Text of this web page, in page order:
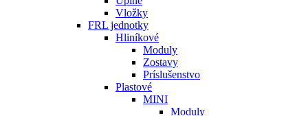
Vložky
FRL jednotky
Hliníkové
Moduly
Zostavy
Príslušenstvo
Plastové
MINI
Moduly